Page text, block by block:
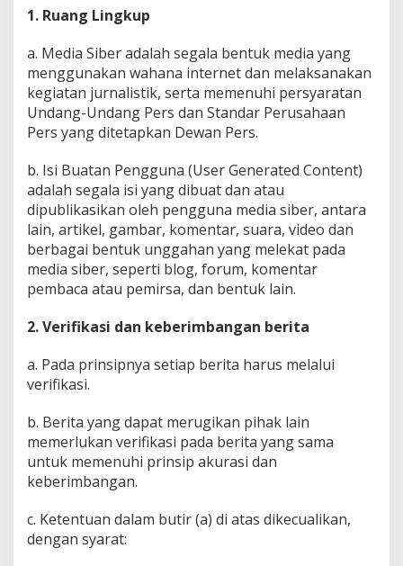
1. Ruang Lingkup
a. Media Siber adalah segala bentuk media yang
menggunakan wahana internet dan melaksanakan
kegiatan jurnalistik, serta memenuhi persyaratan
Undang-Undang Pers dan Standar Perusahaan
Pers yang ditetapkan Dewan Pers.
b. Isi Buatan Pengguna (User Generated Content)
adalah segala isi yang dibuat dan atau
dipublikasikan oleh pengguna media siber, antara
lain, artikel, gambar, komentar, suara, video dan
berbagai bentuk unggahan yang melekat pada
media siber, seperti blog, forum, komentar
pembaca atau pemirsa, dan bentuk lain.
2. Verifikasi dan keberimbangan berita
a. Pada prinsipnya setiap berita harus melalui
verifikasi.
b. Berita yang dapat merugikan pihak lain
memerlukan verifikasi pada berita yang sama
untuk memenuhi prinsip akurasi dan
keberimbangan.
c. Ketentuan dalam butir (a) di atas dikecualikan,
dengan syarat: